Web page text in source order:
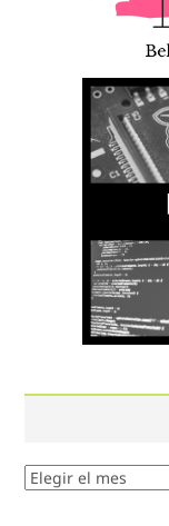
Nuestro